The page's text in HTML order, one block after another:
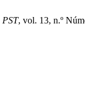
PST, vol. 13, n.º